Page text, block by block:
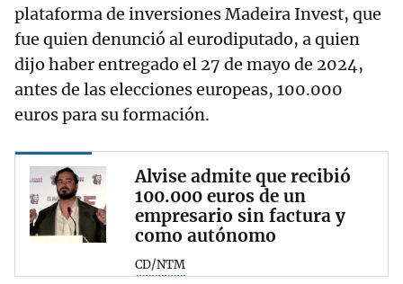
plataforma de inversiones Madeira Invest, que
fue quien denunció al eurodiputado, a quien
dijo haber entregado el 27 de mayo de 2024,
antes de las elecciones europeas, 100.000
euros para su formación.
Alvise admite que recibió
100.000 euros de un
empresario sin factura y
como autónomo
CD/NTM